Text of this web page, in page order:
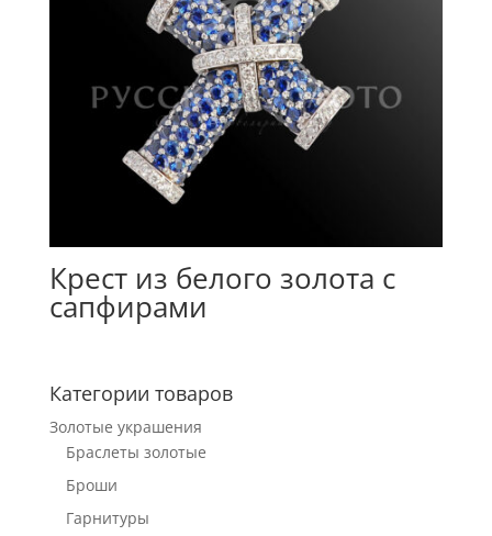
Крест из белого золота с
сапфирами
Категории товаров
Золотые украшения
Браслеты золотые
Броши
Гарнитуры